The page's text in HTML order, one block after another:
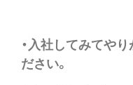
・入社してみてや
ださい。